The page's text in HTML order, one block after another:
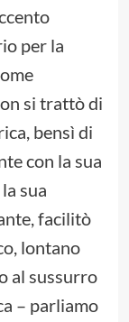
per la
si trattò di
bensì di
con la sua
sua
facilitò
lontano
al sussurro
– parliamo